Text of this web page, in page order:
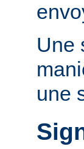
Une
une